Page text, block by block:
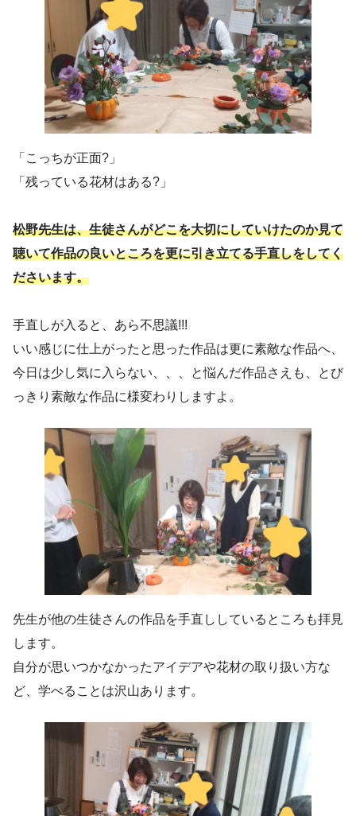
「こっちが正面?」
「残っている花材はある?」
松野先生は、生徒さんがどこを大切にしていけたのか見て
聴いて作品の良いところを更に引き立てる手直しをしてく
ださいます。
手直しが入ると、あら不思議!!!
いい感じに仕上がったと思った作品は更に素敵な作品へ、
今日は少し気に入らない、、、と悩んだ作品さえも、とび
っきり素敵な作品に様変わりしますよ。
先生が他の生徒さんの作品を手直ししているところも拝見
します。
自分が思いつかなかったアイデアや花材の取り扱い方な
ど、学べることは沢山あります。